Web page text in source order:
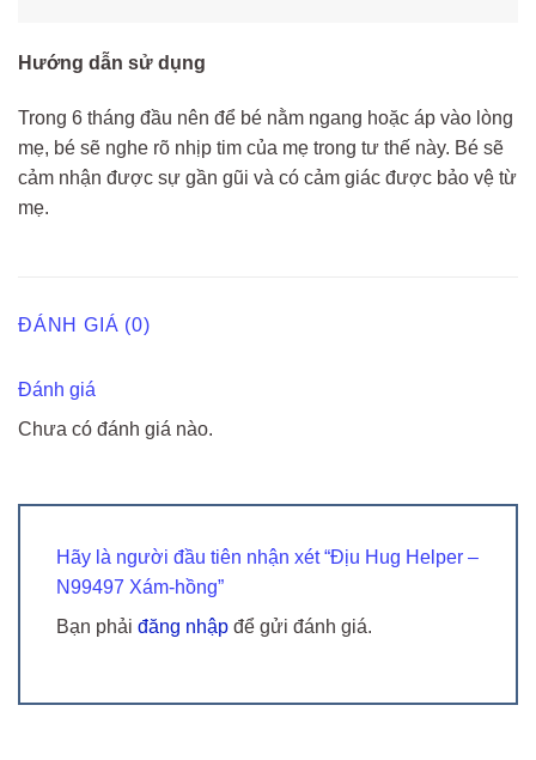
Hướng dẫn sử dụng
Trong 6 tháng đầu nên để bé nằm ngang hoặc áp vào lòng
mẹ, bé sẽ nghe rõ nhịp tim của mẹ trong tư thế này. Bé sẽ
cảm nhận được sự gần gũi và có cảm giác được bảo vệ từ
mẹ.
ĐÁNH GIÁ (0)
Đánh giá
Chưa có đánh giá nào.
Hãy là người đầu tiên nhận xét “Địu Hug Helper –
N99497 Xám-hồng”
Bạn phải đăng nhập để gửi đánh giá.